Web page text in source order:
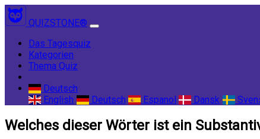
QUIZSTONE®
Das Tagesquiz
Kategorien
Thema Quiz
Deutsch
English
Deutsch Espanol Dansk
Welches dieser Wörter ist ein